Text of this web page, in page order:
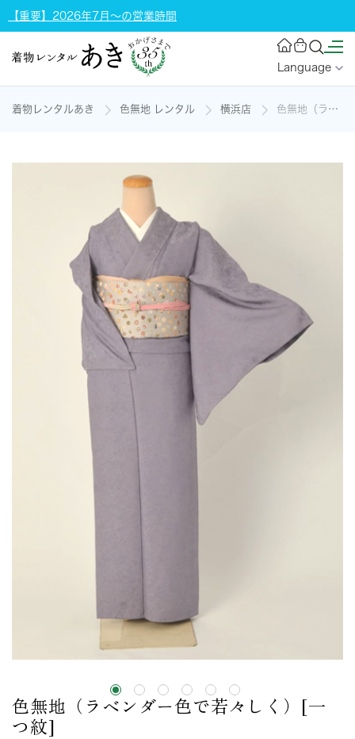
【重要】2026年7月～の営業時間
Language
着物レンタルあき 色無地 レンタル 横浜店 色無地（ラベンダー色で若々しく）[一つ紋]の着物レンタル
色無地（ラベンダー色で若々しく）[一
つ紋]